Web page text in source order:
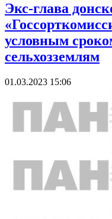
Экс-глава
условным
сельхозземлям
01.03.2023 15:06